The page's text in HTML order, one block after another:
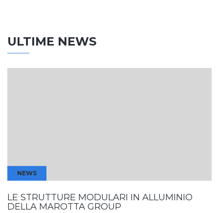
ULTIME NEWS
NEWS
LE STRUTTURE MODULARI IN ALLUMINIO
DELLA MAROTTA GROUP